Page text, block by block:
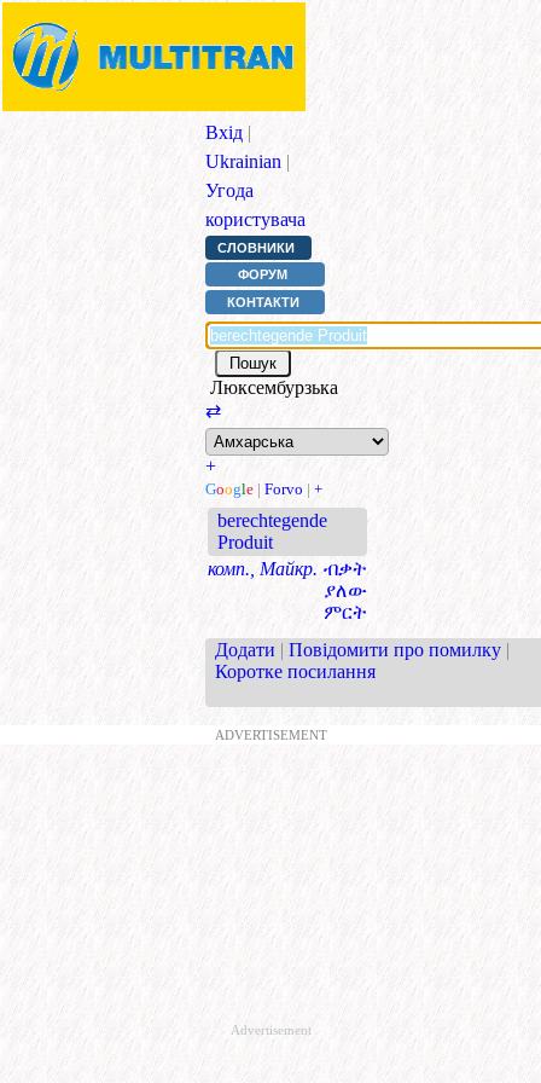
Вхід |
Ukrainian |
Угода
користувача
СЛОВНИКИ
ФОРУМ
КОНТАКТИ
Люксембурзька
⇄
+
Google | Forvo | +
berechtegende
Produit
комп., Майкр. ብቃት
ያለው
ምርት
Додати | Повідомити про помилку |
Коротке посилання
ADVERTISEMENT
Advertisement